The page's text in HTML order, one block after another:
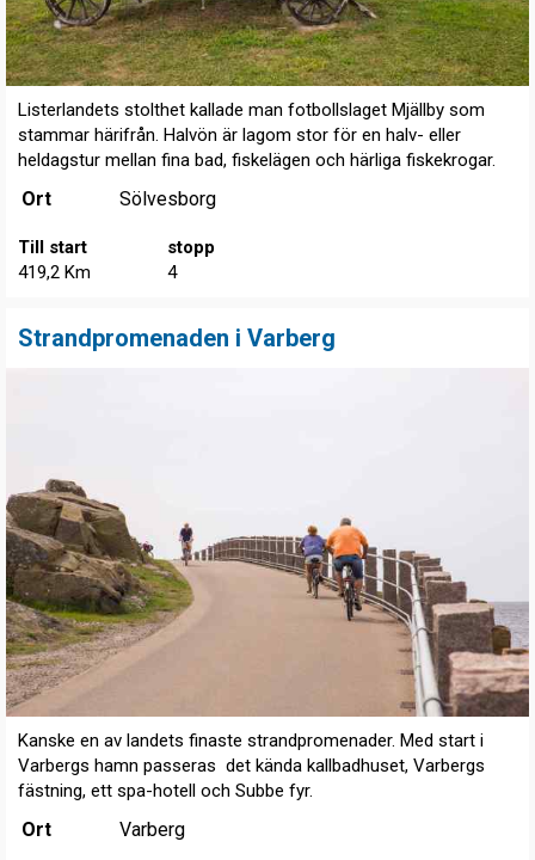
Listerlandets stolthet kallade man fotbollslaget Mjällby som
stammar härifrån. Halvön är lagom stor för en halv- eller
heldagstur mellan fina bad, fiskelägen och härliga fiskekrogar.
Ort Sölvesborg
Till start
419,2 Km
stopp
4
Strandpromenaden i Varberg
Kanske en av landets finaste strandpromenader. Med start i
Varbergs hamn passeras det kända kallbadhuset, Varbergs
fästning, ett spa-hotell och Subbe fyr.
Ort Varberg